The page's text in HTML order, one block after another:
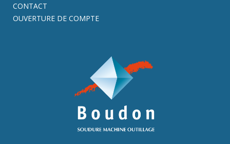
CONTACT
OUVERTURE DE COMPTE